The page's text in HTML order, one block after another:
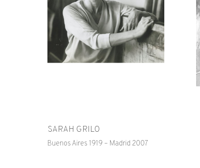
SARAH GRILO
Buenos Aires 1919 – Madrid 2007